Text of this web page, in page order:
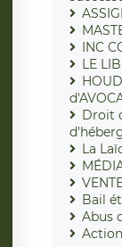
INC
LE
Droit
La
Bail
Abus